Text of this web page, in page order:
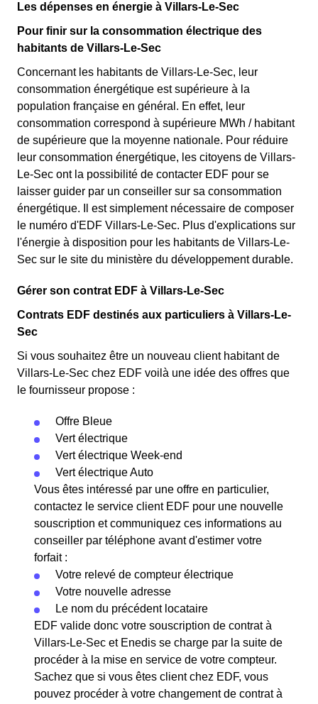
Les dépenses en énergie à Villars-Le-Sec
Pour finir sur la consommation électrique des
habitants de Villars-Le-Sec
Concernant les habitants de Villars-Le-Sec, leur
consommation énergétique est supérieure à la
population française en général. En effet, leur
consommation correspond à supérieure MWh / habitant
de supérieure que la moyenne nationale. Pour réduire
leur consommation énergétique, les citoyens de Villars-
Le-Sec ont la possibilité de contacter EDF pour se
laisser guider par un conseiller sur sa consommation
énergétique. Il est simplement nécessaire de composer
le numéro d'EDF Villars-Le-Sec. Plus d'explications sur
l'énergie à disposition pour les habitants de Villars-Le-
Sec sur le site du ministère du développement durable.
Gérer son contrat EDF à Villars-Le-Sec
Contrats EDF destinés aux particuliers à Villars-Le-
Sec
Si vous souhaitez être un nouveau client habitant de
Villars-Le-Sec chez EDF voilà une idée des offres que
le fournisseur propose :
Offre Bleue
Vert électrique
Vert électrique Week-end
Vert électrique Auto
Vous êtes intéressé par une offre en particulier,
contactez le service client EDF pour une nouvelle
souscription et communiquez ces informations au
conseiller par téléphone avant d'estimer votre
forfait :
Votre relevé de compteur électrique
Votre nouvelle adresse
Le nom du précédent locataire
EDF valide donc votre souscription de contrat à
Villars-Le-Sec et Enedis se charge par la suite de
procéder à la mise en service de votre compteur.
Sachez que si vous êtes client chez EDF, vous
pouvez procéder à votre changement de contrat à